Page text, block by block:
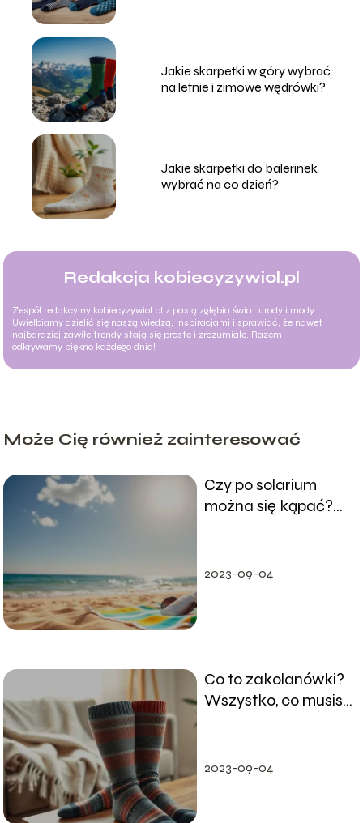
Jakie skarpetki w góry wybrać
na letnie i zimowe wędrówki?
Jakie skarpetki do balerinek
wybrać na co dzień?
Redakcja kobiecyzywiol.pl
Zespół redakcyjny kobiecyzywiol.pl z pasją zgłębia świat urody i mody.
Uwielbiamy dzielić się naszą wiedzą, inspiracjami i sprawiać, że nawet
najbardziej zawiłe trendy stają się proste i zrozumiałe. Razem
odkrywamy piękno każdego dnia!
Może Cię również zainteresować
Czy po solarium
można się kąpać?
pytania
2023-09-04
Co to zakolanówki?
Wszystko, co musisz
2023-09-04